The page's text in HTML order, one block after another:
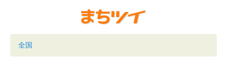
全国